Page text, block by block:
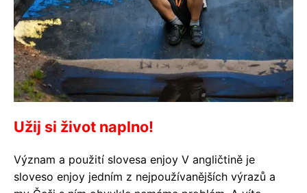
Užij si život naplno!
Význam a použití slovesa enjoy V angličtině je
sloveso enjoy jedním z nejpoužívanějších výrazů a